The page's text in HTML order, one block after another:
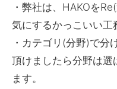
・弊社は、HAKOを
気にするかっこいい工
・カテゴリ(分野)で分
頂けましたら分野は選
ます。